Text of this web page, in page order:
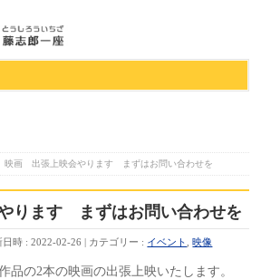
映画 出張上映会やります まずはお問い合わせを
ります まずはお問い合わせを
日時 : 2022-02-26 カテゴリー : イベント ,映像
品の2本の映画の出張上映いたします。